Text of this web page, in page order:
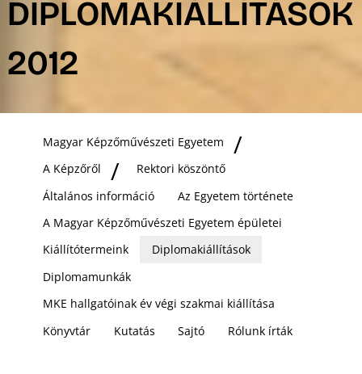
DIPLOMAKIÁLLÍTÁSOK
2012
Magyar Képzőművészeti Egyetem
A Képzőről
Rektori köszöntő
Általános információ
Az Egyetem története
A Magyar Képzőművészeti Egyetem épületei
Kiállítótermeink
Diplomakiállítások
Diplomamunkák
MKE hallgatóinak év végi szakmai kiállítása
Könyvtár
Kutatás Sajtó Rólunk írták